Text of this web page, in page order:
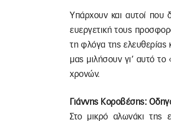
Υπάρχουν και αυτοί που
ευεργετική τους
τη φλόγα της ελευθερίας
μας μιλήσουν γι’ αυτό το
χρονών.
Γιάννης Κοροβέσης:
Στο μικρό αλωνάκι της